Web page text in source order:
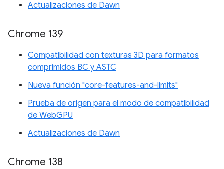
Actualizaciones de Dawn
Chrome 139
Compatibilidad con texturas 3D para formatos
comprimidos BC y ASTC
Nueva función "core-features-and-limits"
Prueba de origen para el modo de compatibilidad
de WebGPU
Actualizaciones de Dawn
Chrome 138